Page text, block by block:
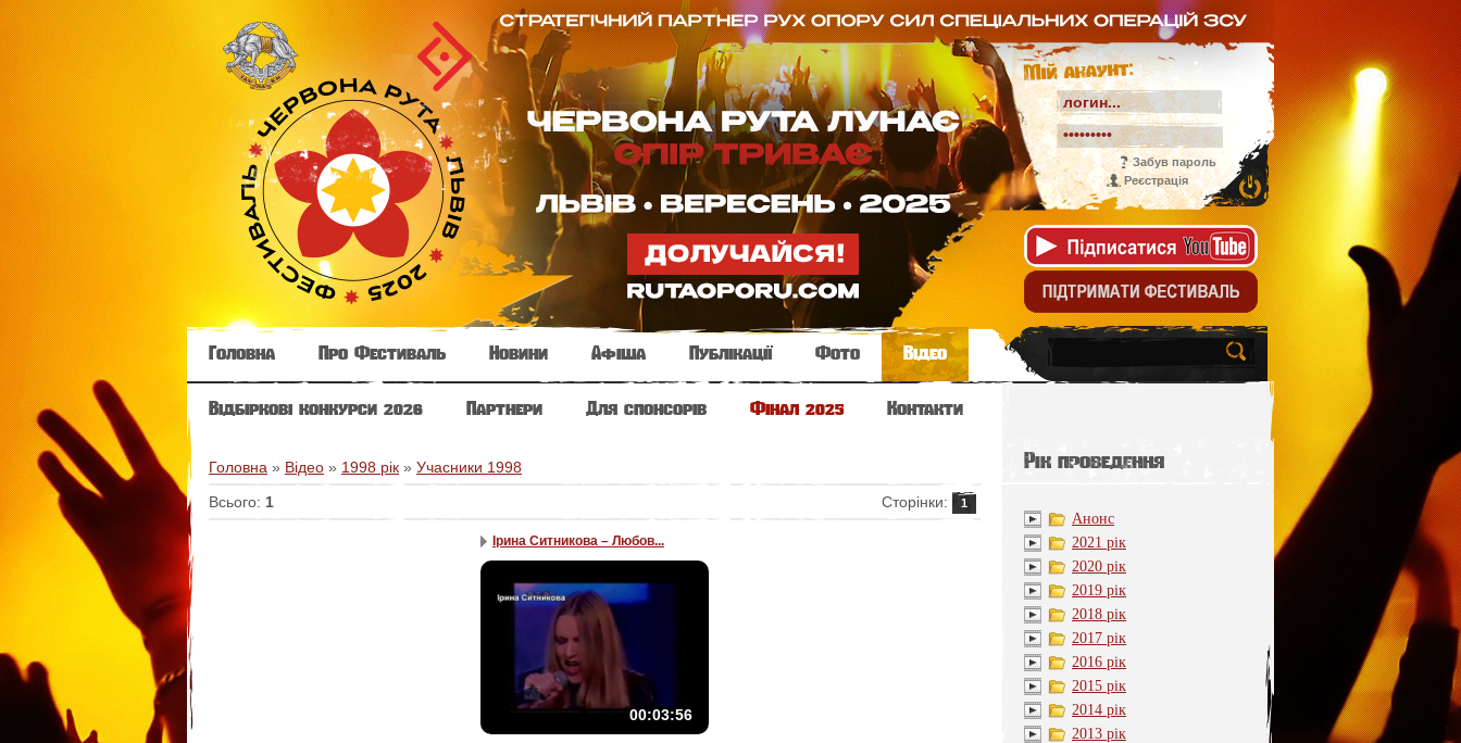
Мій акаунт:
Забув пароль
Реєстрація
Головна Про Фестиваль Новини Афіша Публікації Фото Відео
Відбіркові конкурси 2026 Партнери Для спонсорів Фінал 2025 Контакти
Головна » Відео » 1998 рік » Учасники 1998
Всього: 1 Сторінки: 1
Ірина Ситникова – Любов...
00:03:56
Рік проведення
Анонс
2021 рік
2020 рік
2019 рік
2018 рік
2017 рік
2016 рік
2015 рік
2014 рік
2013 рік